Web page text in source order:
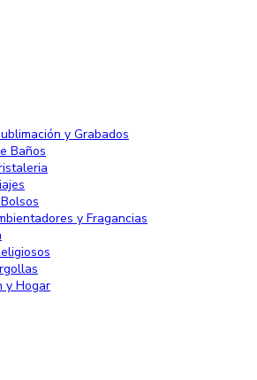
y Grabados
Baños
y Fragancias
y Hogar